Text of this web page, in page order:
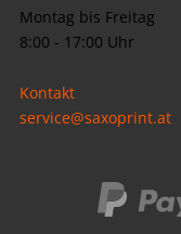
Montag bis Freitag
8:00 - 17:00 Uhr
Kontakt
service@saxoprint.at